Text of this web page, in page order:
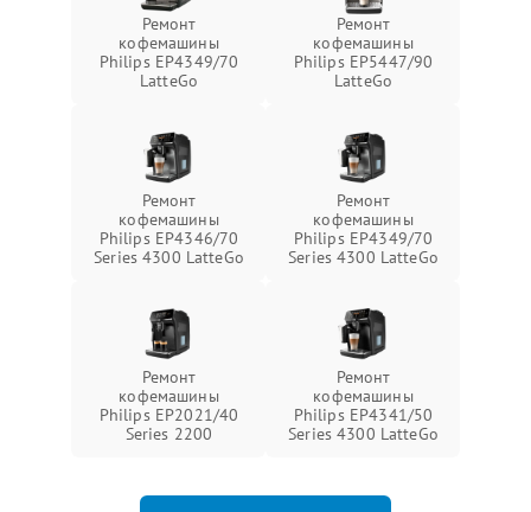
Ремонт
кофемашины
Philips EP4349/70
LatteGo
Ремонт
кофемашины
Philips EP5447/90
LatteGo
Ремонт
кофемашины
Philips EP4346/70
Series 4300 LatteGo
Ремонт
кофемашины
Philips EP4349/70
Series 4300 LatteGo
Ремонт
кофемашины
Philips EP2021/40
Series 2200
Ремонт
кофемашины
Philips EP4341/50
Series 4300 LatteGo